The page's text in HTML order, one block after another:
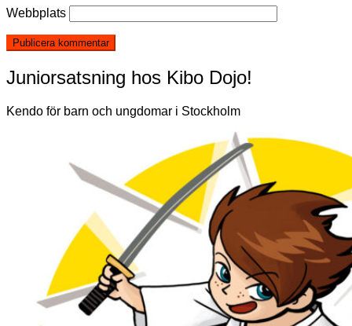
Webbplats
Juniorsatsning hos Kibo Dojo!
Kendo för barn och ungdomar i Stockholm